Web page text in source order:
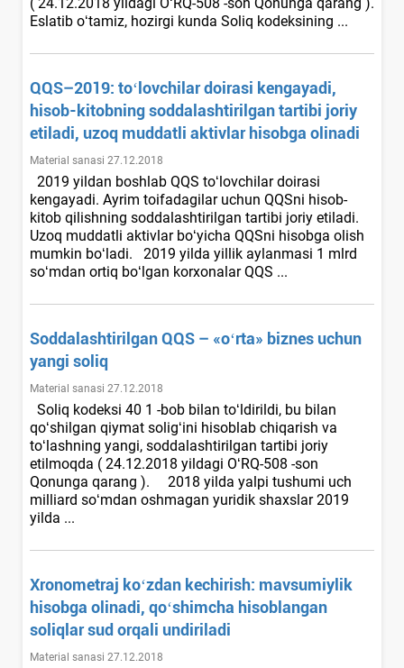
Eslatib oʻtamiz, hozirgi kunda Soliq kodeksining ...
QQS–2019: toʻlovchilar doirasi kengayadi,
hisob-kitobning soddalashtirilgan tartibi joriy
etiladi, uzoq muddatli aktivlar hisobga olinadi
Material sanasi 27.12.2018
2019 yildan boshlab QQS toʻlovchilar doirasi
kengayadi. Ayrim toifadagilar uchun QQSni hisob-
kitob qilishning soddalashtirilgan tartibi joriy etiladi.
Uzoq muddatli aktivlar boʻyicha QQSni hisobga olish
mumkin boʻladi. 2019 yilda yillik aylanmasi 1 mlrd
soʻmdan ortiq boʻlgan korхonalar QQS ...
Soddalashtirilgan QQS – «oʻrta» biznes uchun
yangi soliq
Material sanasi 27.12.2018
Soliq kodeksi 40 1 -bob bilan toʻldirildi, bu bilan
qoʻshilgan qiymat soligʻini hisoblab chiqarish va
toʻlashning yangi, soddalashtirilgan tartibi joriy
etilmoqda ( 24.12.2018 yildagi OʻRQ-508 -son
Qonunga qarang ). 2018 yilda yalpi tushumi uch
milliard soʻmdan oshmagan yuridik shaхslar 2019
yilda ...
Xronometraj koʻzdan kechirish: mavsumiylik
hisobga olinadi, qoʻshimcha hisoblangan
soliqlar sud orqali undiriladi
Material sanasi 27.12.2018